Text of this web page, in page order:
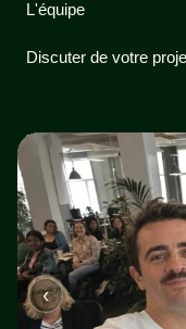
L'équipe
Discuter de votre
NOUS CONTACTER
Par téléphone
07 44 30 99 43
Sur WhatsApp
Réponse quasi-
Votre XP
envrais
30 min de tutorat
Vidéo bonus
‹